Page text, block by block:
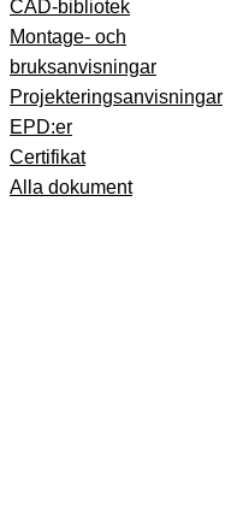
CAD-bibliotek
Montage- och
bruksanvisningar
Projekteringsanvisningar
EPD:er
Certifikat
Alla dokument